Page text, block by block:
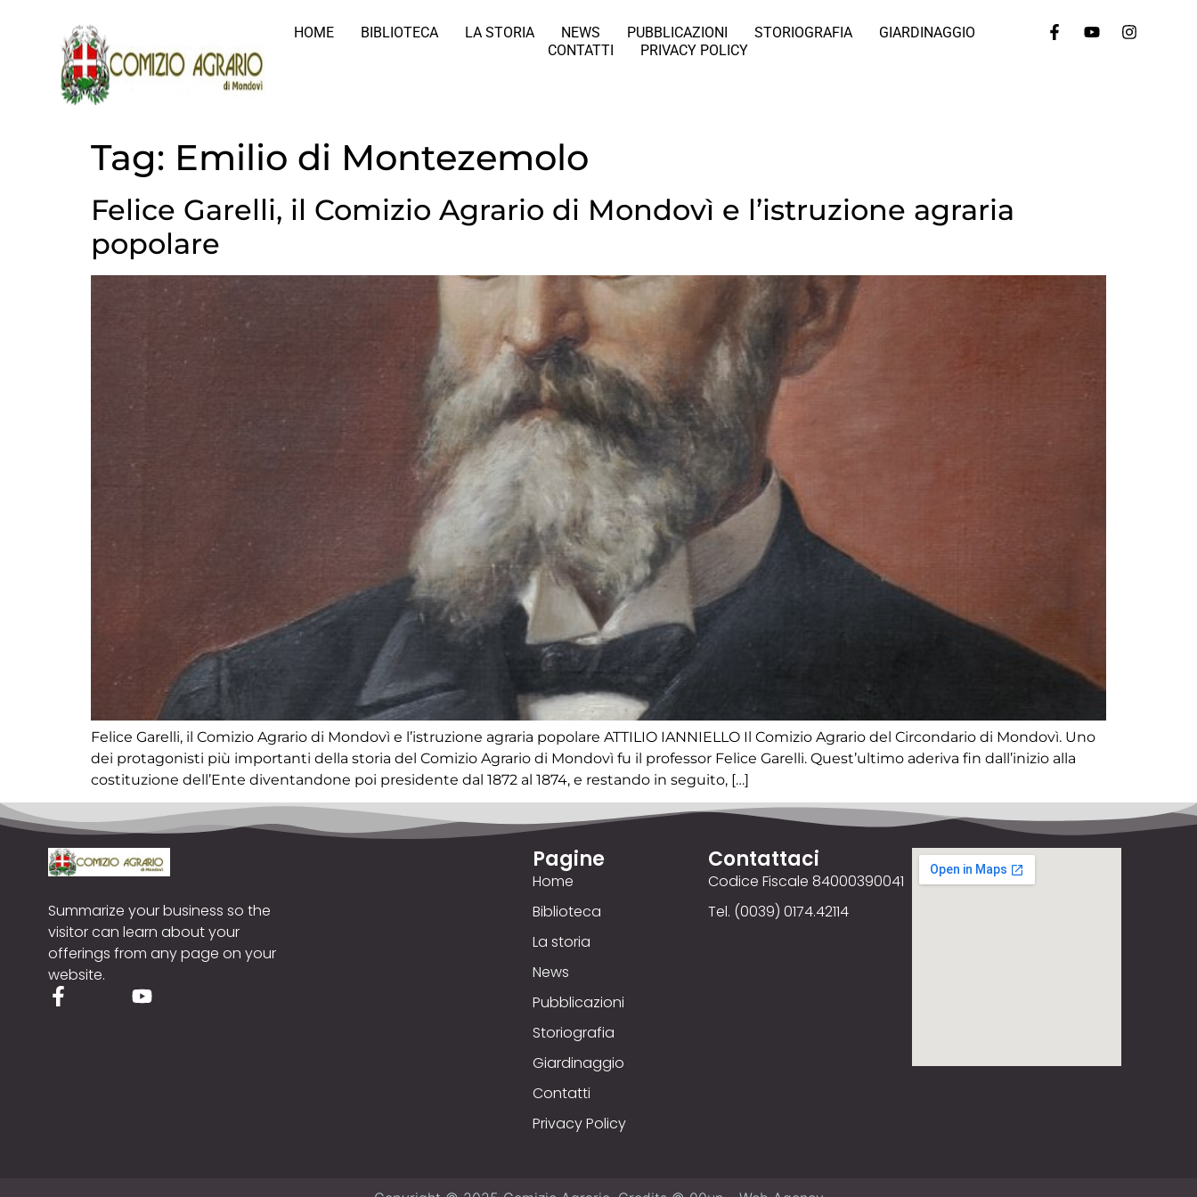
HOME BIBLIOTECA LA STORIA NEWS PUBBLICAZIONI STORIOGRAFIA
GIARDINAGGIO
CONTATTI
PRIVACY POLICY
Tag: Emilio di Montezemolo
Felice Garelli, il Comizio Agrario di Mondovì e l’istruzione agraria
popolare
Felice Garelli, il Comizio Agrario di Mondovì e l’istruzione agraria popolare ATTILIO IANNIELLO Il Comizio Agrario del Circondario di Mondovì. Uno
dei protagonisti più importanti della storia del Comizio Agrario di Mondovì fu il professor Felice Garelli. Quest’ultimo aderiva fin dall’inizio alla
costituzione dell’Ente diventandone poi presidente dal 1872 al 1874, e restando in seguito, […]
Summarize your business so the
visitor can learn about your
offerings from any page on your
website.
Pagine
Home
Biblioteca
La storia
News
Pubblicazioni
Storiografia
Giardinaggio
Contatti
Privacy Policy
Contattaci
Codice Fiscale 84000390041
Tel. (0039) 0174.42114